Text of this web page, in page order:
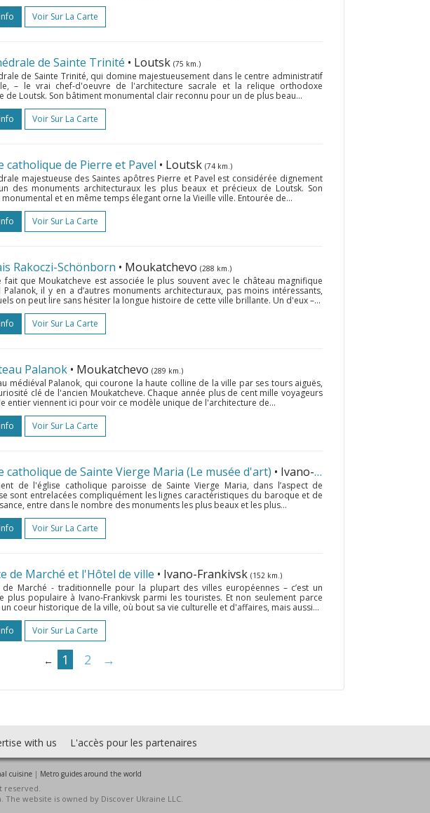
Voir Sur La Carte
de Sainte Trinité • Loutsk (75 km.)
de Sainte Trinité, qui domine majestueusement dans le centre administratif
– le vrai chef-d'oeuvre de l'architecture sacrale et la relique orthodoxe
de Loutsk. Son bâtiment monumental clair reconnu pour un de plus beau...
Voir Sur La Carte
catholique de Pierre et Pavel • Loutsk (74 km.)
majestueuse des Saintes apôtres Pierre et Pavel est considérée dignement
des monuments architecturaux les plus beaux et précieux de Loutsk. Son
et en même temps élegant orne la Vieille ville. Entourée de...
Voir Sur La Carte
Rakoczi-Schönborn • Moukatchevo (288 km.)
fait que Moukatcheve est associée le plus souvent avec le château magnifique
Palanok, il y en a d’autres monuments architecturaux, pas moins intéressants,
on peut lire sans hésiter la longue histoire de cette ville brillante. Un d'eux –...
Voir Sur La Carte
Palanok • Moukatchevo (289 km.)
médiéval Palanok, qui courone la haute colline de la ville par ses tours aiguës,
clé de l'ancien Moukatcheve. Chaque année plus de cent mille voyageurs
entier viennent ici pour voir ce modèle unique de l'architecture de...
Voir Sur La Carte
catholique de Sainte Vierge Maria (Le musée d'art) • Ivano-Frankivsk
de l'église catholique paroisse de Sainte Vierge Maria, dans l’aspect de
sont entrelacées compliquément les lignes caractéristiques du baroque et de
entre dans le nombre des monuments les plus beaux et les plus...
Voir Sur La Carte
de Marché et l'Hôtel de ville • Ivano-Frankivsk (152 km.)
de Marché - traditionnelle pour la plupart des villes européennes – c’est un
plus populaire à Ivano-Frankivsk parmi les touristes. Et non seulement parce
un coeur historique de la ville, où bout sa vie culturelle et d'affaires, mais aussi...
Voir Sur La Carte
← 1 2 →
with us L'accès pour les partenaires
cuisine| Metro guides around the world
reserved.
website is owned by Discover Ukraine LLC.